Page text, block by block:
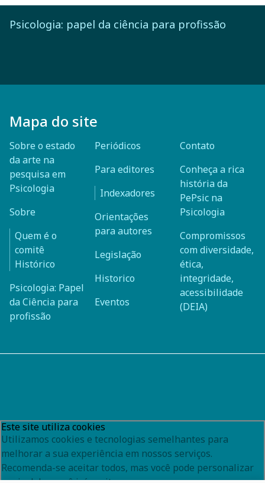
Psicologia: papel da ciência para profissão
Mapa do site
Sobre o estado
da arte na
pesquisa em
Psicologia
Sobre
Quem é o
comitê
Histórico
Psicologia: Papel
da Ciência para
profissão
Periódicos
Para editores
Indexadores
Orientações
para autores
Legislação
Historico
Eventos
Contato
Conheça a rica
história da
PePsic na
Psicologia
Compromissos
com diversidade,
ética,
integridade,
acessibilidade
(DEIA)
Este site utiliza cookies
Utilizamos cookies e tecnologias semelhantes para
melhorar a sua experiência em nossos serviços.
Recomenda-se aceitar todos, mas você pode personalizar